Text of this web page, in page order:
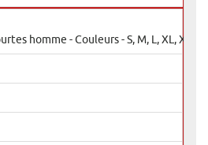
homme - Couleurs - S, M, L, XL, XXL,